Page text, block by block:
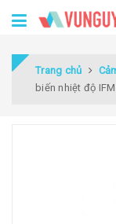
Trang chủ
biến nhiệt độ